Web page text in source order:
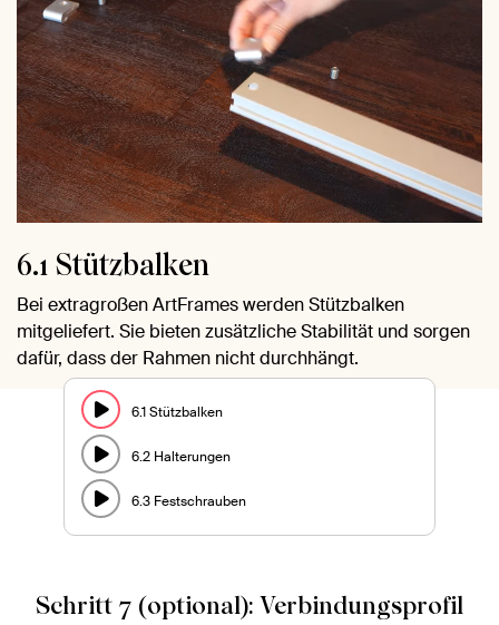
6.1 Stützbalken
Bei extragroßen ArtFrames werden Stützbalken
mitgeliefert. Sie bieten zusätzliche Stabilität und sorgen
dafür, dass der Rahmen nicht durchhängt.
6.1 Stützbalken
6.2 Halterungen
6.3 Festschrauben
Schritt 7 (optional): Verbindungsprofil